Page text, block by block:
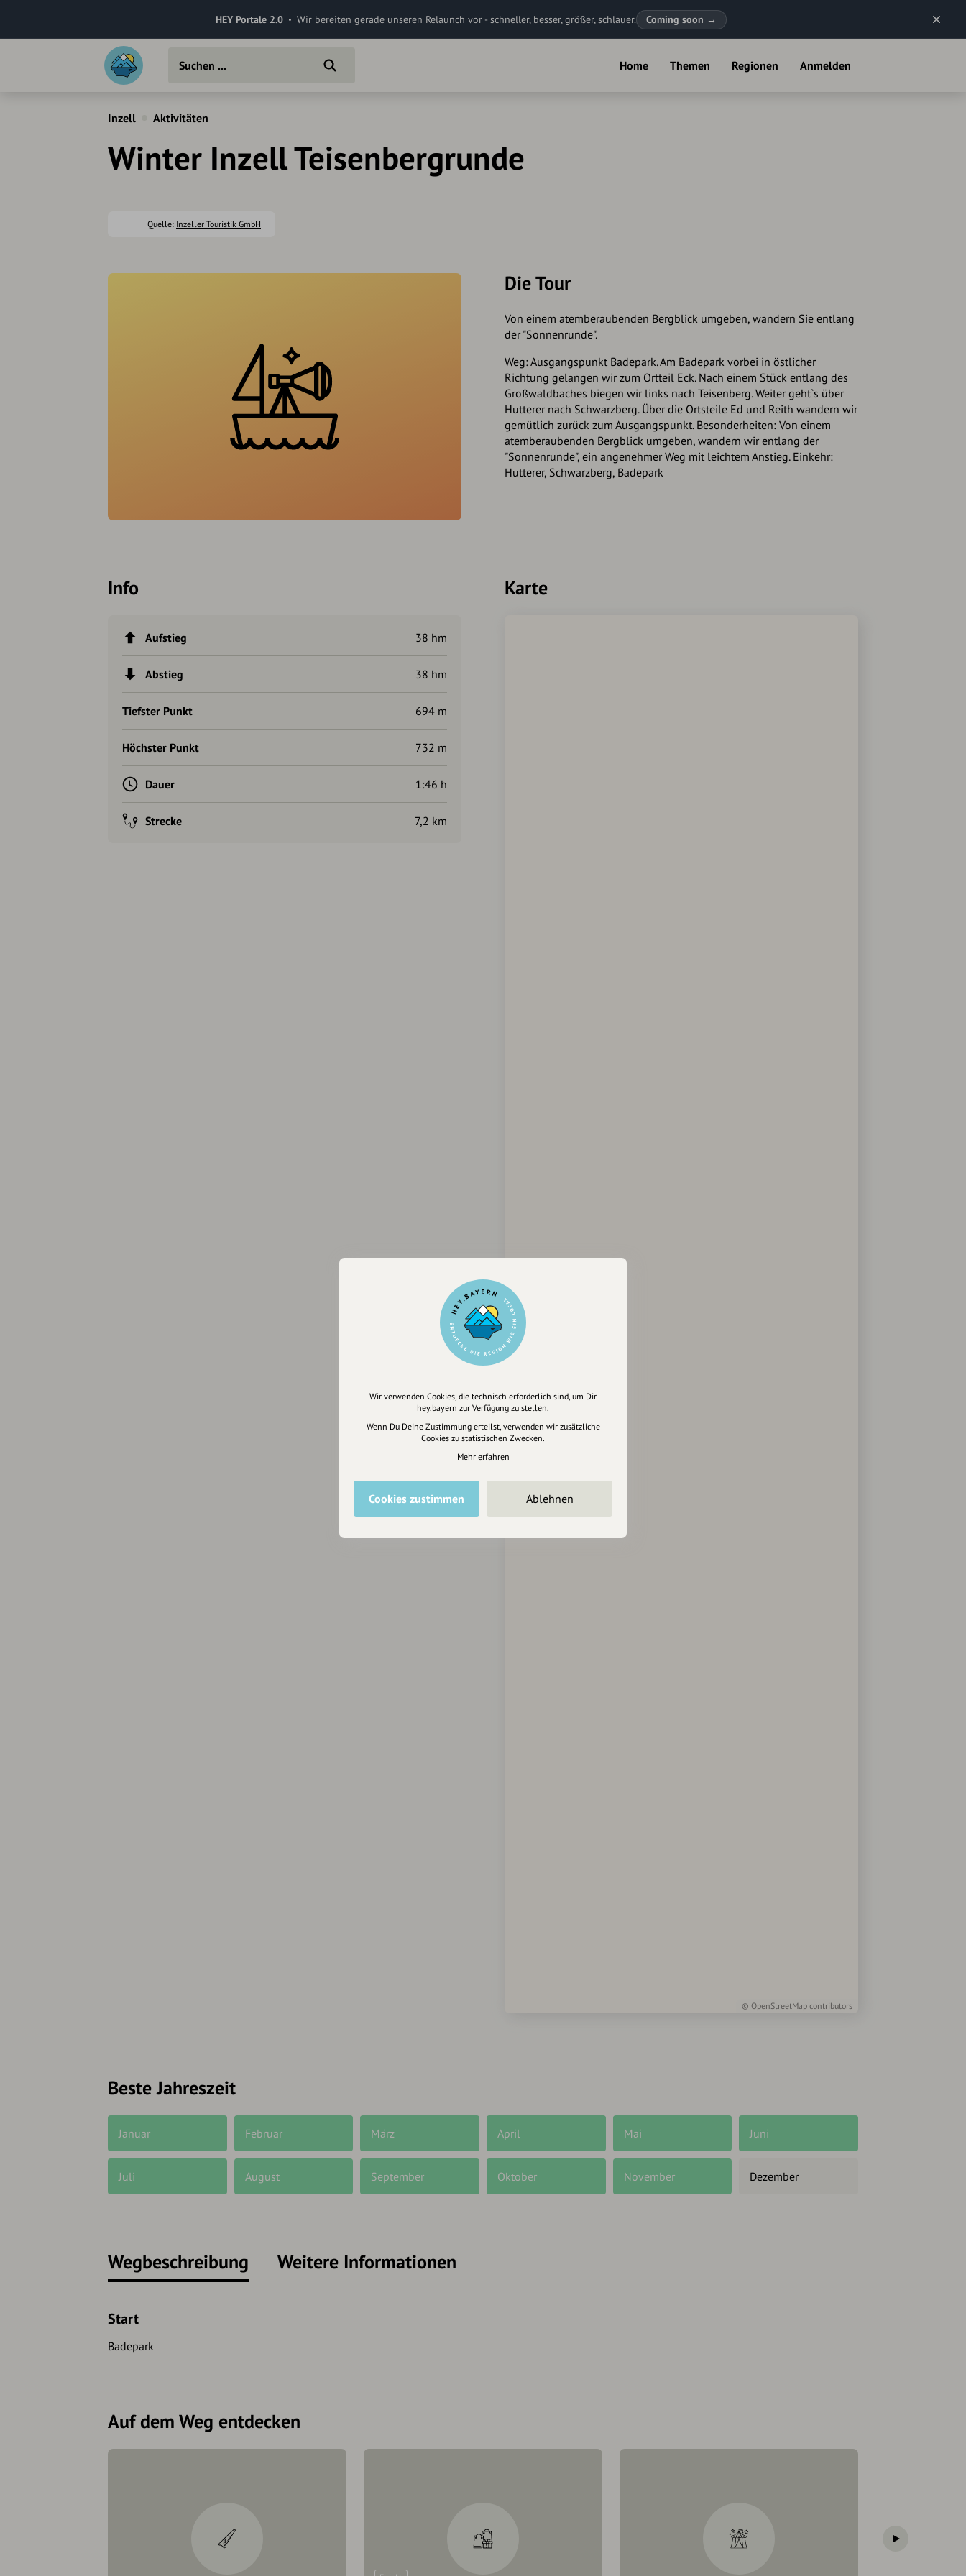
HEY Portale 2.0 Wir bereiten gerade unseren Relaunch vor - schneller, besser, größer, schlauer. Coming soon →
Home Themen Regionen Anmelden
Inzell Aktivitäten
Winter Inzell Teisenbergrunde
Quelle: Inzeller Touristik GmbH
Die Tour
Von einem atemberaubenden Bergblick umgeben, wandern Sie entlang
der "Sonnenrunde".
Weg: Ausgangspunkt Badepark. Am Badepark vorbei in östlicher
Richtung gelangen wir zum Ortteil Eck. Nach einem Stück entlang des
Großwaldbaches biegen wir links nach Teisenberg. Weiter geht`s über
Hutterer nach Schwarzberg. Über die Ortsteile Ed und Reith wandern wir
gemütlich zurück zum Ausgangspunkt. Besonderheiten: Von einem
atemberaubenden Bergblick umgeben, wandern wir entlang der
"Sonnenrunde", ein angenehmer Weg mit leichtem Anstieg. Einkehr:
Hutterer, Schwarzberg, Badepark
Info
Aufstieg 38 hm
Abstieg 38 hm
Tiefster Punkt 694 m
Höchster Punkt 732 m
Dauer 1:46 h
Strecke 7,2 km
Karte
© OpenStreetMap contributors
Beste Jahreszeit
Januar Februar März April Mai Juni
Juli August September Oktober November Dezember
Wegbeschreibung Weitere Informationen
Start
Badepark
Auf dem Weg entdecken
Wir verwenden Cookies, die technisch erforderlich sind, um Dir
hey.bayern zur Verfügung zu stellen.
Wenn Du Deine Zustimmung erteilst, verwenden wir zusätzliche
Cookies zu statistischen Zwecken.
Mehr erfahren
Cookies zustimmen Ablehnen